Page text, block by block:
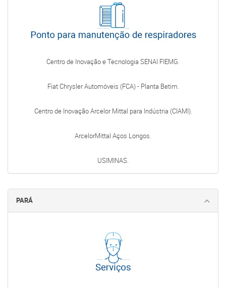
Centro de Inovação e Tecnologia SENAI FIEMG.
Fiat Chrysler Automóveis (FCA) - Planta Betim.
Centro de Inovação Arcelor Mittal para Indústria (CIAMI).
ArcelorMittal Aços Longos.
USIMINAS.
PARÁ